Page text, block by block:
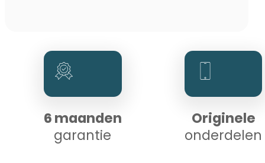
6 maanden
garantie
Originele
onderdelen